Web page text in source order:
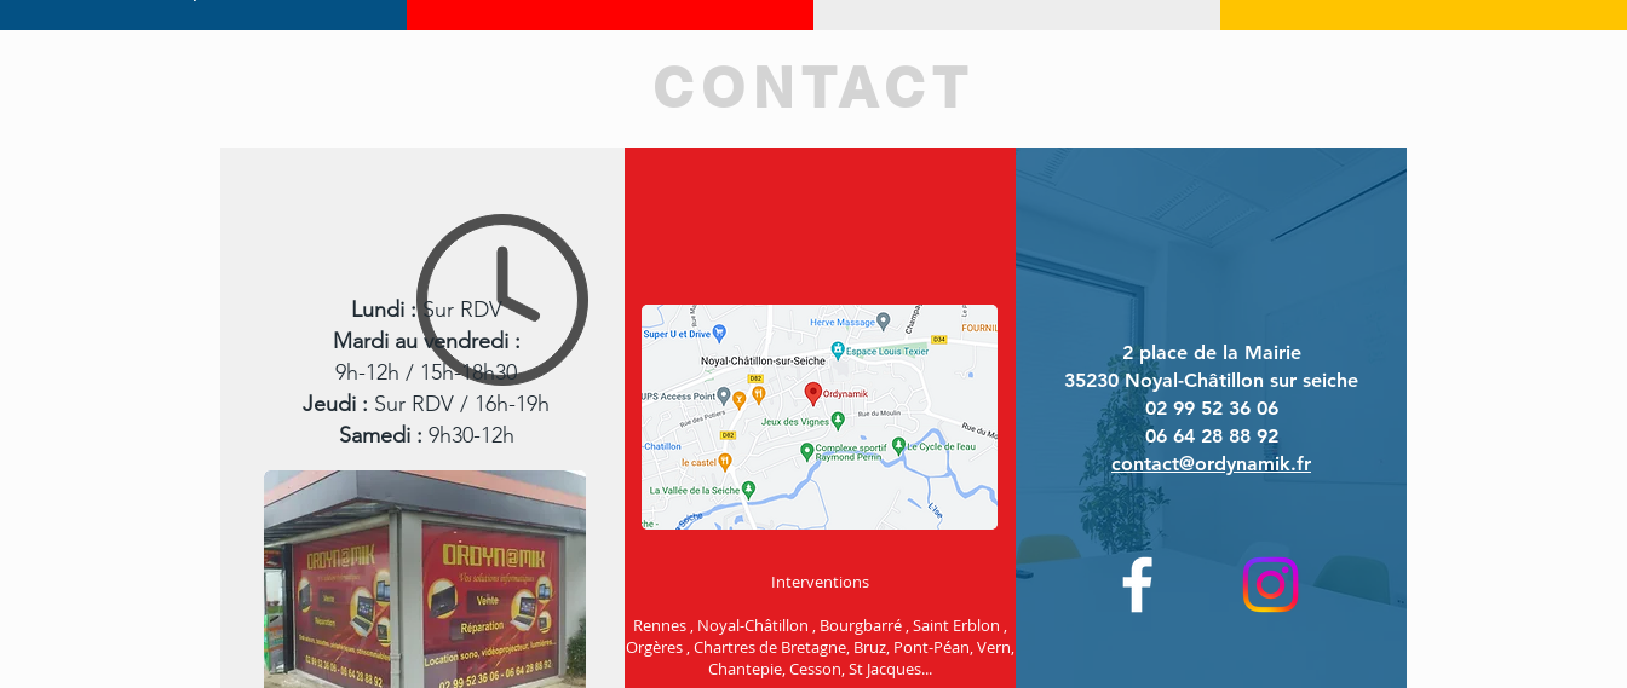
CONTACT
Lundi :Sur RDV
Mardi au vendredi :
9h-12h / 15h-18h30
Jeudi : Sur RDV / 16h-19h
Samedi : 9h30-12h
Interventions
Rennes , Noyal-Châtillon , Bourgbarré , Saint Erblon ,
Orgères , Chartres de Bretagne, Bruz, Pont-Péan, Vern,
Chantepie, Cesson, St Jacques...
2 place de la Mairie
35230 Noyal-Châtillon sur seiche
02 99 52 36 06
06 64 28 88 92
contact@ordynamik.fr